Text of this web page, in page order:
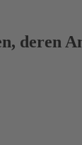
deren